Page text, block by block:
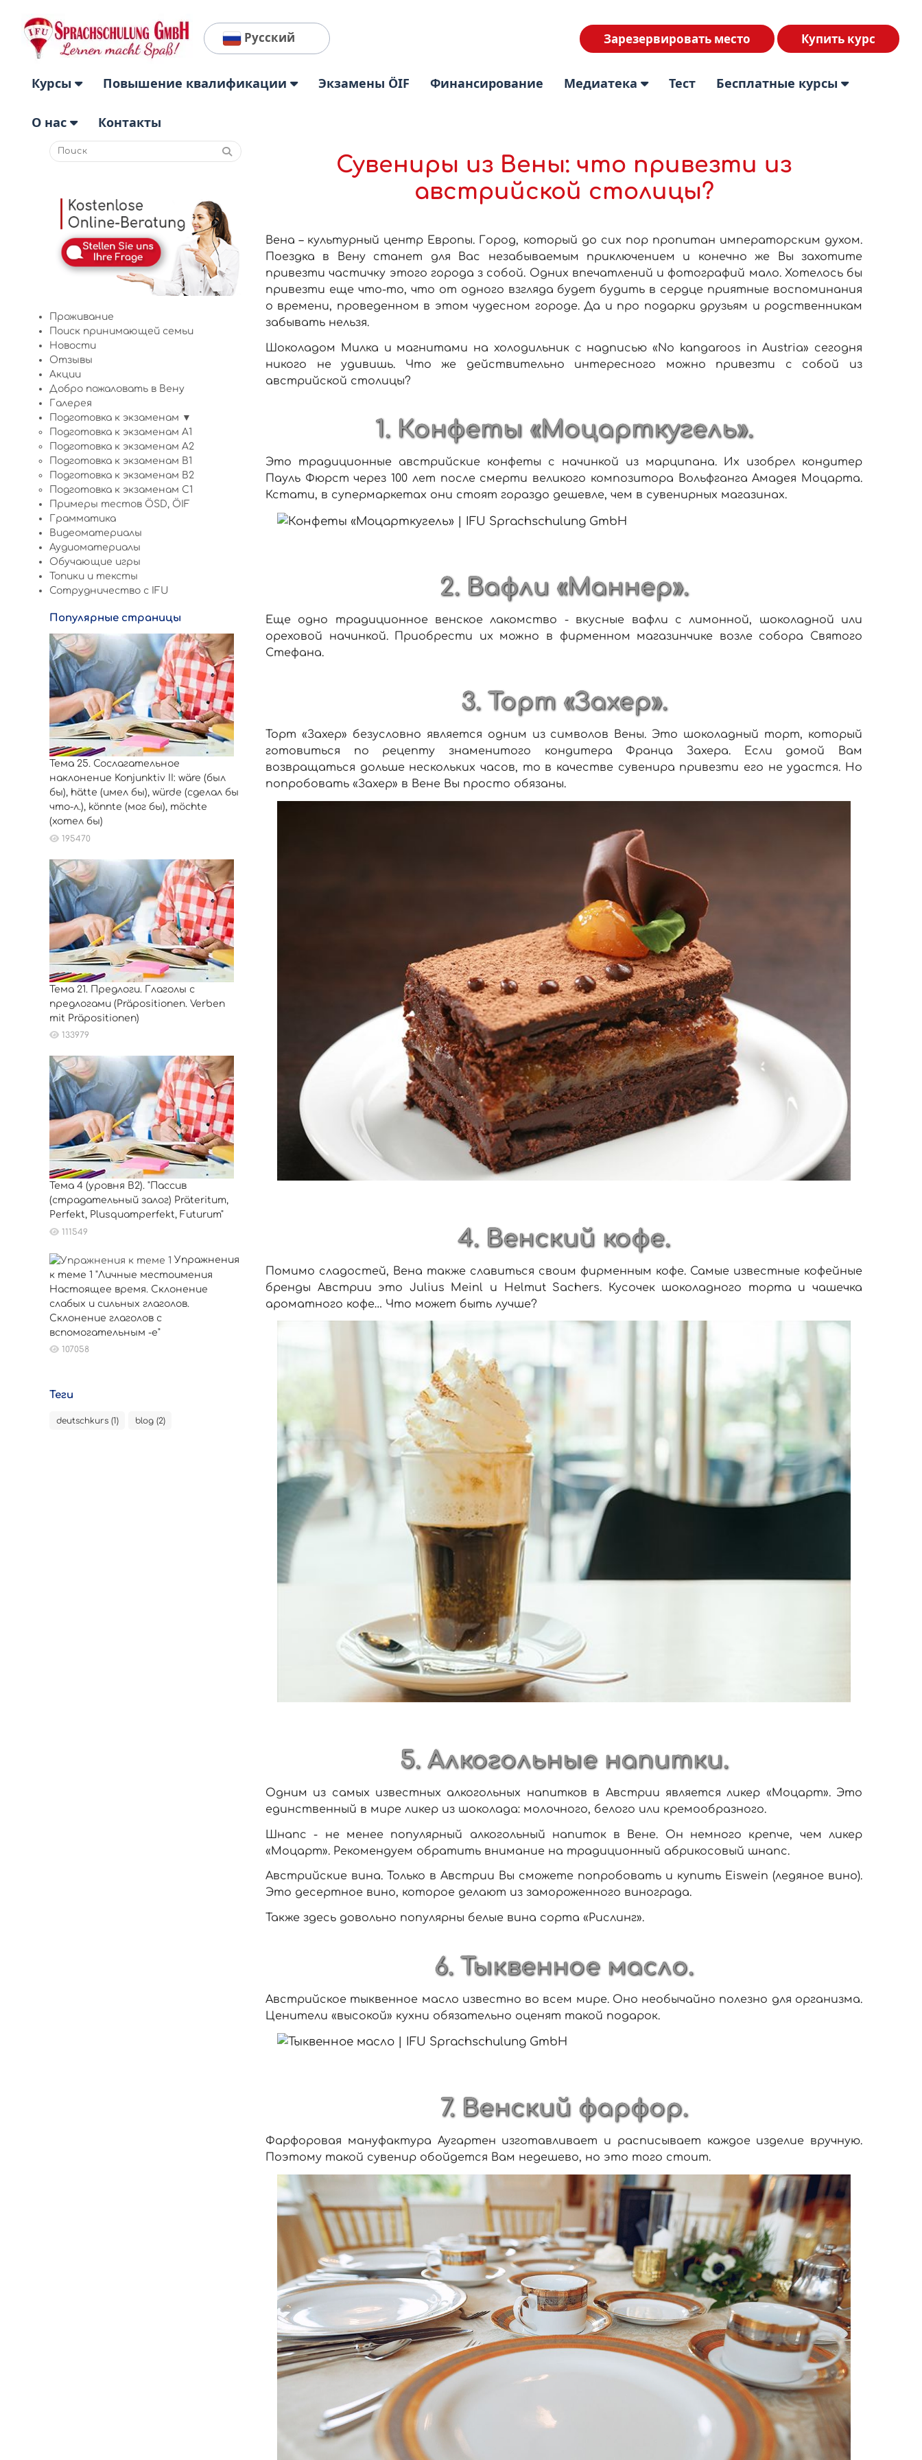
Русский Купить курс
Зарезервировать место
Курсы Повышение квалификации Экзамены ÖIF Финансирование Медиатека Тест Бесплатные курсы
О нас Контакты
Проживание
Поиск принимающей семьи
Новости
Отзывы
Акции
Добро пожаловать в Вену
Галерея
Подготовка к экзаменам ▼
Подготовка к экзаменам A1
Подготовка к экзаменам A2
Подготовка к экзаменам B1
Подготовка к экзаменам B2
Подготовка к экзаменам C1
Примеры тестов ÖSD, ÖIF
Грамматика
Видеоматериалы
Аудиоматериалы
Обучающие игры
Топики и тексты
Сотрудничество c IFU
Популярные страницы
Тема 25. Сослагательное
наклонение Konjunktiv II: wäre (был
бы), hätte (имел бы), würde (сделал бы
что-л.), könnte (мог бы), möchte
(хотел бы)
195470
Тема 21. Предлоги. Глаголы с
предлогами (Präpositionen. Verben
mit Präpositionen)
133979
Тема 4 (уровня B2). "Пассив
(страдательный залог) Präteritum,
Perfekt, Plusquamperfekt, Futurum"
111549
Упражнения
к теме 1 "Личные местоимения
Настоящее время. Склонение
слабых и сильных глаголов.
Склонение глаголов с
вспомогательным -е"
107058
Теги
deutschkurs (1) blog (2)
Сувениры из Вены: что привезти из
австрийской столицы?
Вена – культурный центр Европы. Город, который до сих пор пропитан императорским духом.
Поездка в Вену станет для Вас незабываемым приключением и конечно же Вы захотите
привезти частичку этого города з собой. Одних впечатлений и фотографий мало. Хотелось бы
привезти еще что-то, что от одного взгляда будет будить в сердце приятные воспоминания
о времени, проведенном в этом чудесном городе. Да и про подарки друзьям и родственникам
забывать нельзя.
Шоколадом Милка и магнитами на холодильник с надписью «No kangaroos in Austria» сегодня
никого не удивишь. Что же действительно интересного можно привезти с собой из
австрийской столицы?
1. Конфеты «Моцарткугель».
Это традиционные австрийские конфеты с начинкой из марципана. Их изобрел кондитер
Пауль Фюрст через 100 лет после смерти великого композитора Вольфганга Амадея Моцарта.
Кстати, в супермаркетах они стоят гораздо дешевле, чем в сувенирных магазинах.
2. Вафли «Маннер».
Еще одно традиционное венское лакомство - вкусные вафли с лимонной, шоколадной или
ореховой начинкой. Приобрести их можно в фирменном магазинчике возле собора Святого
Стефана.
3. Торт «Захер».
Торт «Захер» безусловно является одним из символов Вены. Это шоколадный торт, который
готовиться по рецепту знаменитого кондитера Франца Захера. Если домой Вам
возвращаться дольше нескольких часов, то в качестве сувенира привезти его не удастся. Но
попробовать «Захер» в Вене Вы просто обязаны.
4. Венский кофе.
Помимо сладостей, Вена также славиться своим фирменным кофе. Самые известные кофейные
бренды Австрии это Julius Meinl и Helmut Sachers. Кусочек шоколадного торта и чашечка
ароматного кофе… Что может быть лучше?
5. Алкогольные напитки.
Одним из самых известных алкогольных напитков в Австрии является ликер «Моцарт». Это
единственный в мире ликер из шоколада: молочного, белого или кремообразного.
Шнапс - не менее популярный алкогольный напиток в Вене. Он немного крепче, чем ликер
«Моцарт». Рекомендуем обратить внимание на традиционный абрикосовый шнапс.
Австрийские вина. Только в Австрии Вы сможете попробовать и купить Eiswein (ледяное вино).
Это десертное вино, которое делают из замороженного винограда.
Также здесь довольно популярны белые вина сорта «Рислинг».
6. Тыквенное масло.
Австрийское тыквенное масло известно во всем мире. Оно необычайно полезно для организма.
Ценители «высокой» кухни обязательно оценят такой подарок.
7. Венский фарфор.
Фарфоровая мануфактура Аугартен изготавливает и расписывает каждое изделие вручную.
Поэтому такой сувенир обойдется Вам недешево, но это того стоит.